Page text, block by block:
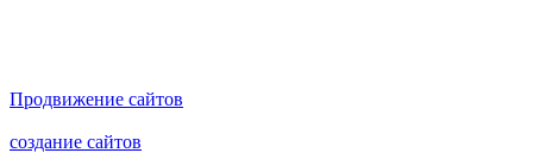
Продвижение сайтов
создание сайтов